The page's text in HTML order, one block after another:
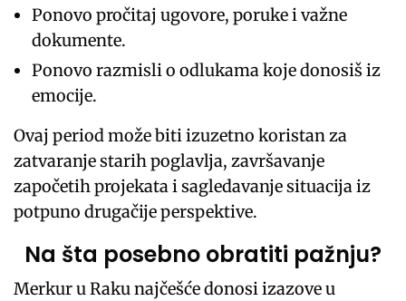
Ponovo pročitaj ugovore, poruke i važne
dokumente.
Ponovo razmisli o odlukama koje donosiš iz
emocije.
Ovaj period može biti izuzetno koristan za
zatvaranje starih poglavlja, završavanje
započetih projekata i sagledavanje situacija iz
potpuno drugačije perspektive.
Na šta posebno obratiti pažnju?
Merkur u Raku najčešće donosi izazove u